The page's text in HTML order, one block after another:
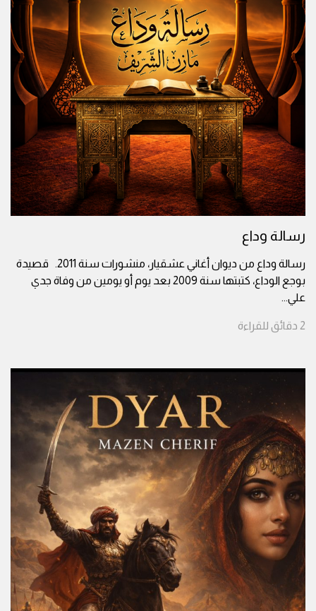
رسالة وداع
رسالة وداع من ديوان أغاني عشقيار، منشورات سنة 2011. قصيدة
بوجع الوداع، كتبتها سنة 2009 بعد يوم أو يومين من وفاة جدي
علي...
2 دقائق للقراءة